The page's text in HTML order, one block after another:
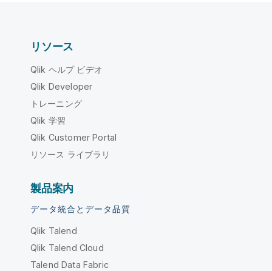
リソース
Qlik ヘルプ ビデオ
Qlik Developer
トレーニング
Qlik 学習
Qlik Customer Portal
リソース ライブラリ
製品案内
データ統合とデータ品質
Qlik Talend
Qlik Talend Cloud
Talend Data Fabric